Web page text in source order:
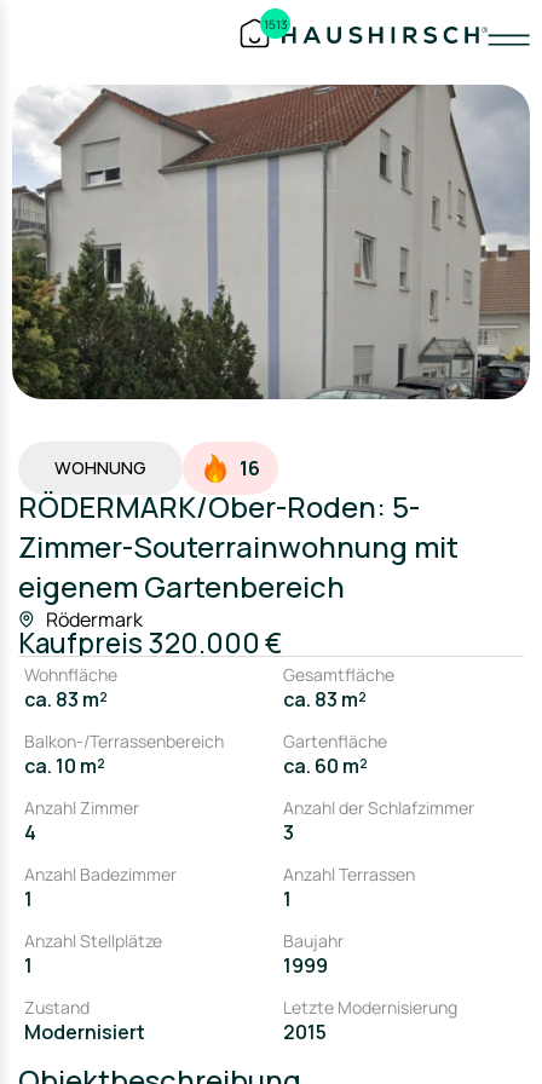
1513
WOHNUNG 16
RÖDERMARK/Ober-Roden: 5-
Zimmer-Souterrainwohnung mit
eigenem Gartenbereich
Rödermark
Kaufpreis320.000 €
Wohnfläche
ca. 83 m²
Gesamtfläche
ca. 83 m²
Balkon-/Terrassenbereich
ca. 10 m²
Gartenfläche
ca. 60 m²
Anzahl Zimmer
4
Anzahl der Schlafzimmer
3
Anzahl Badezimmer
1
Anzahl Terrassen
1
Anzahl Stellplätze
1
Baujahr
1999
Zustand
Modernisiert
Letzte Modernisierung
2015